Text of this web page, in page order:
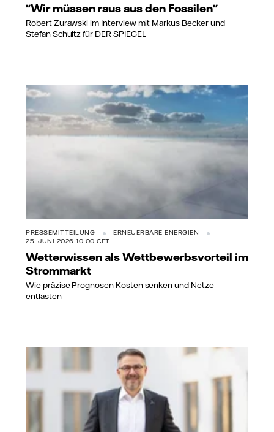
"Wir müssen raus aus den Fossilen"
Robert Zurawski im Interview mit Markus Becker und
Stefan Schultz für DER SPIEGEL
PRESSEMITTEILUNG
ERNEUERBARE ENERGIEN
25. JUNI 2026 10:00 CET
Wetterwissen als Wettbewerbsvorteil im
Strommarkt
Wie präzise Prognosen Kosten senken und Netze
entlasten